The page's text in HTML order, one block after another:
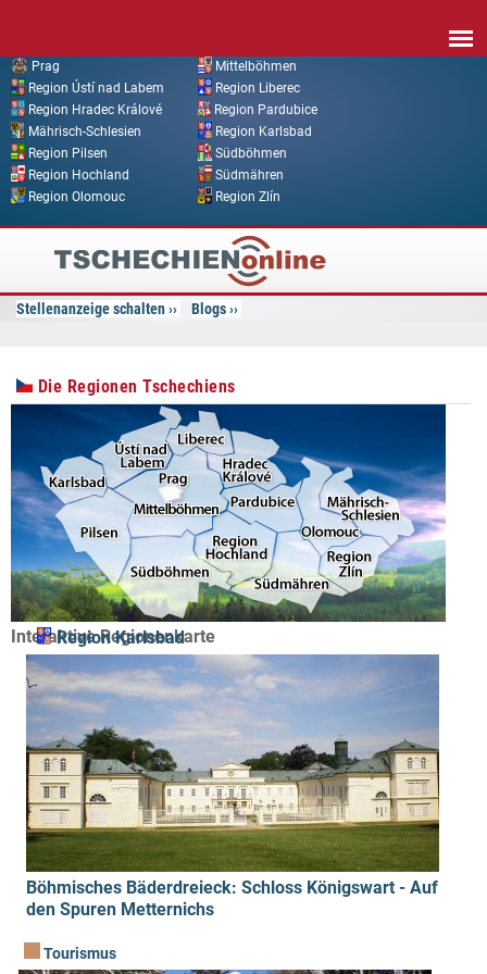
Prag
Mittelböhmen
Region Ústí nad Labem
Region Liberec
Region Hradec Králové
Region Pardubice
Mährisch-Schlesien
Region Karlsbad
Region Pilsen
Südböhmen
Region Hochland
Südmähren
Region Olomouc
Region Zlín
Tschechien
Online
Stellenanzeige schalten Blogs
Die Regionen Tschechiens
Interaktive Regionenkarte
Region Karlsbad
Böhmisches Bäderdreieck: Schloss Königswart - Auf
den Spuren Metternichs
Tourismus
Institutionen